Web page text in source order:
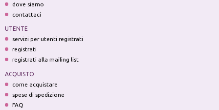
dove siamo
contattaci
UTENTE
servizi per utenti registrati
registrati
registrati alla mailing list
ACQUISTO
come acquistare
spese di spedizione
FAQ